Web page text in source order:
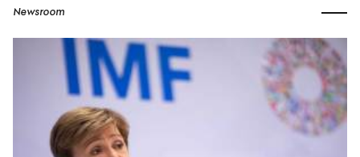
Newsroom